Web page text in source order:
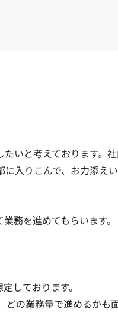
いと考えております。
入りこんで、お力添え
務を進めてもらいます。
しております。
の業務量で進めるかも